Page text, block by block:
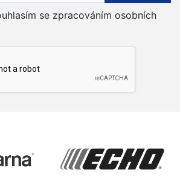
se zpracováním osobních